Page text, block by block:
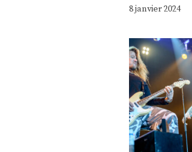
8 janvier 2024